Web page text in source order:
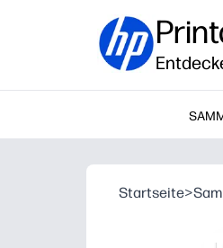
Startseite>